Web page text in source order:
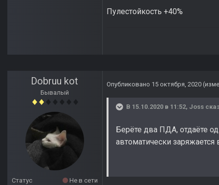
Пулестойкость +40%
Dobruu kot
Бывалый
Статус
Не в сети
Опубликовано 15 октября, 2020
В 15.10.2020 в 11:52, Joss
Берёте два ПДА, отдаёте
автоматически